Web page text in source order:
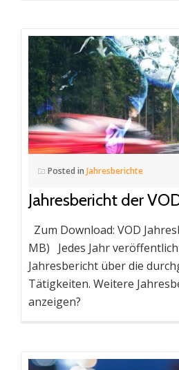
Posted in Jahresberichte
Jahresbericht der
Zum Download: VOD
MB) Jedes Jahr
Jahresbericht über die
Tätigkeiten. Weitere
anzeigen?